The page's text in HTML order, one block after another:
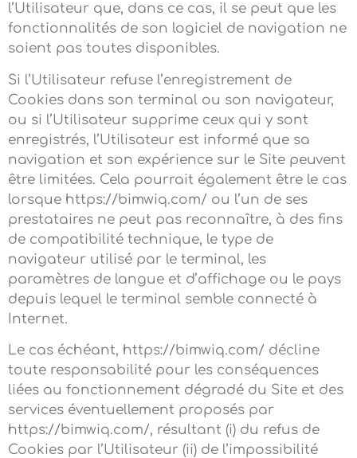
l’Utilisateur que, dans ce cas, il se peut que les
fonctionnalités de son logiciel de navigation ne
soient pas toutes disponibles.
Si l’Utilisateur refuse l’enregistrement de
Cookies dans son terminal ou son navigateur,
ou si l’Utilisateur supprime ceux qui y sont
enregistrés, l’Utilisateur est informé que sa
navigation et son expérience sur le Site peuvent
être limitées. Cela pourrait également être le cas
lorsque https://bimwiq.com/ ou l’un de ses
prestataires ne peut pas reconnaître, à des fins
de compatibilité technique, le type de
navigateur utilisé par le terminal, les
paramètres de langue et d’affichage ou le pays
depuis lequel le terminal semble connecté à
Internet.
Le cas échéant, https://bimwiq.com/ décline
toute responsabilité pour les conséquences
liées au fonctionnement dégradé du Site et des
services éventuellement proposés par
https://bimwiq.com/, résultant (i) du refus de
Cookies par l’Utilisateur (ii) de l’impossibilité